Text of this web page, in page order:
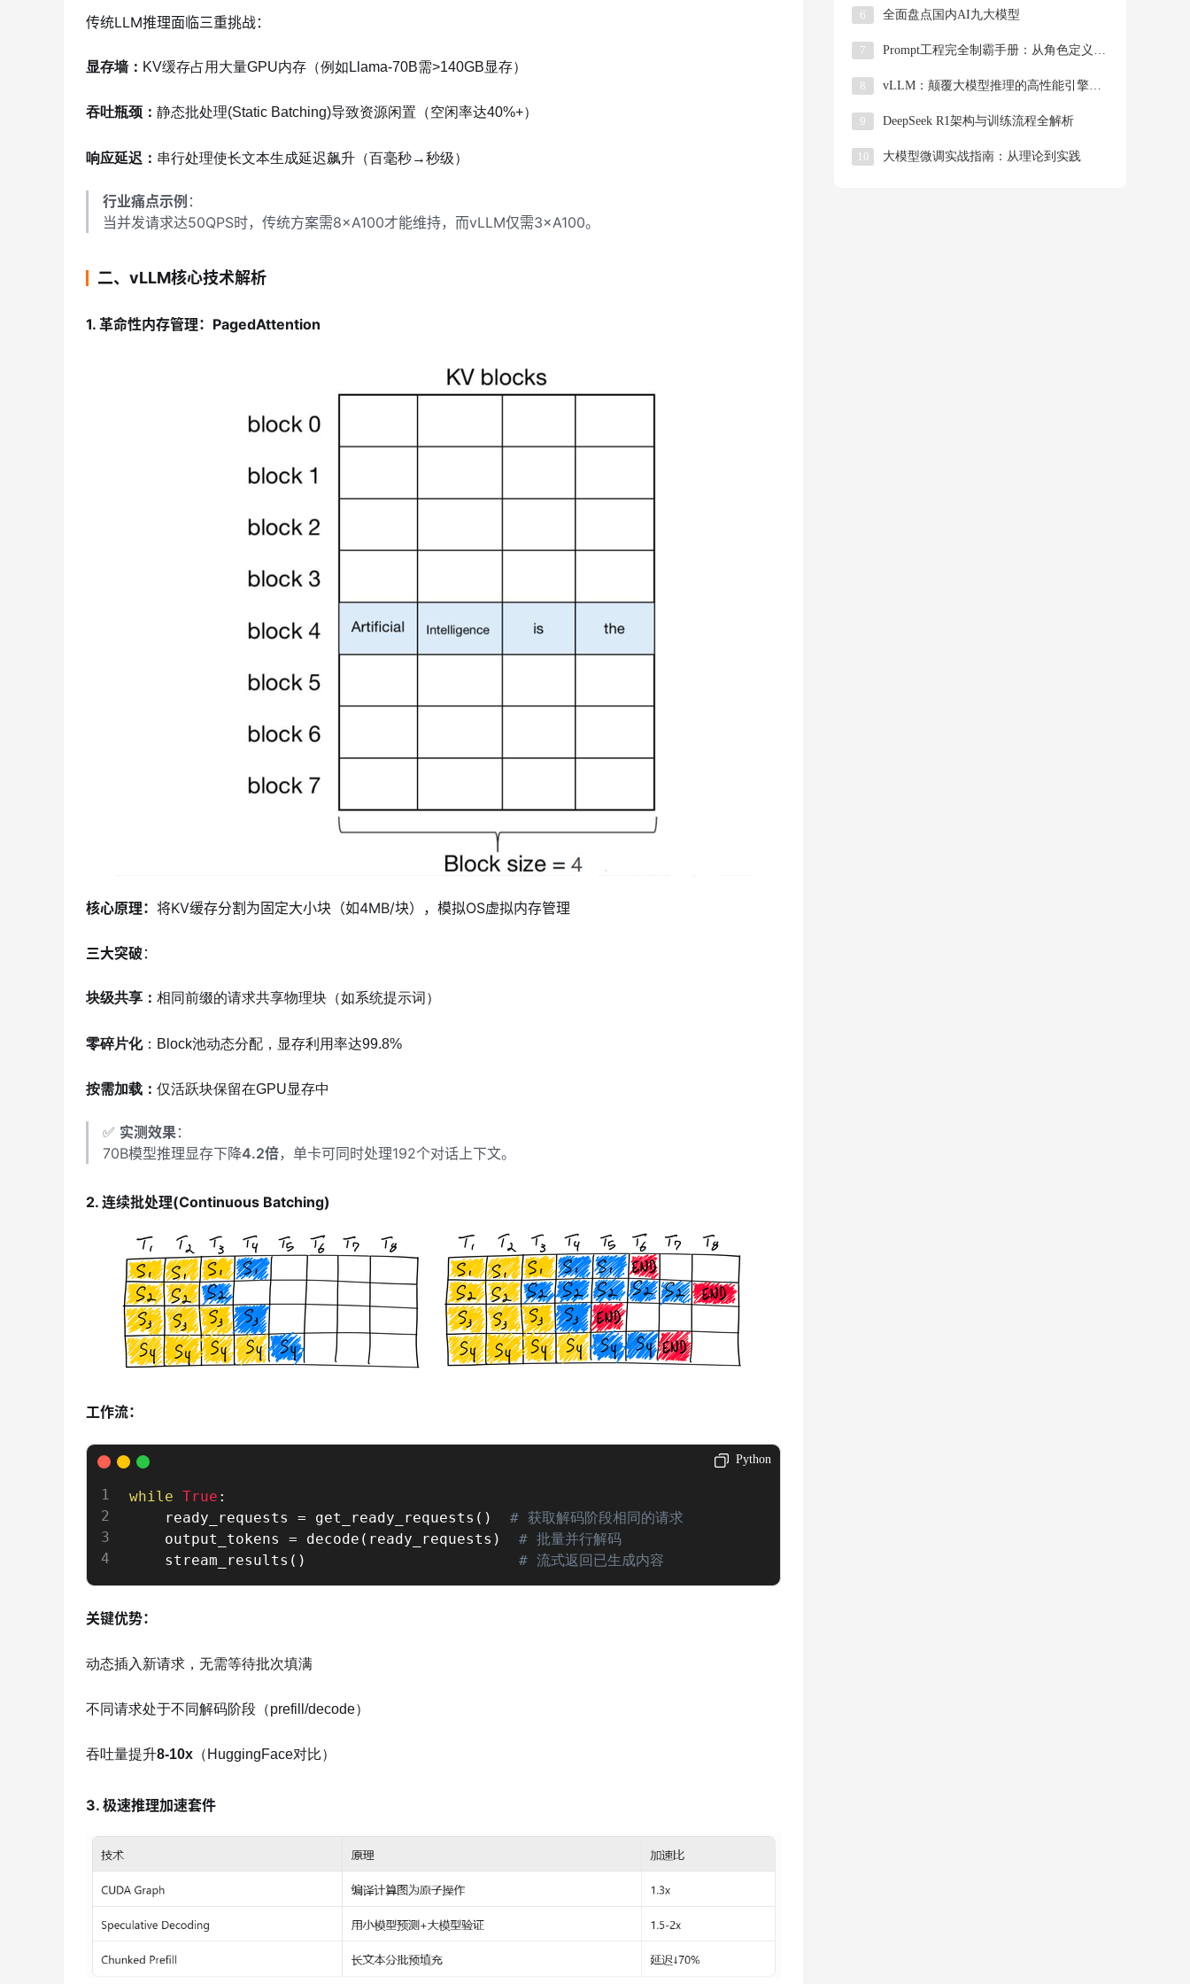
传统LLM推理面临三重挑战：
显存墙： KV缓存占用大量GPU内存（例如Llama-70B需>140GB显存）
吞吐瓶颈 ： 静态批处理(Static Batching)导致资源闲置（空闲率达40%+）
响应延迟 ： 串行处理使长文本生成延迟飙升（百毫秒→秒级）
行业痛点示例 ：
当并发请求达50QPS时，传统方案需8×A100才能维持，而vLLM仅需3×A100。
二、vLLM核心技术解析
1. 革命性内存管理：PagedAttention
核心原理： 将KV缓存分割为固定大小块（如4MB/块），模拟OS虚拟内存管理
三大突破：
块级共享 ： 相同前缀的请求共享物理块（如系统提示词）
零碎片化：Block池动态分配，显存利用率达99.8%
按需加载 ： 仅活跃块保留在GPU显存中
✅ 实测效果：
70B模型推理显存下降4.2倍，单卡可同时处理192个对话上下文。
2. 连续批处理(Continuous Batching)
工作流：
Python
while True :
    ready_requests
= get_ready_requests ( )
# 获取解码阶段相同的请求
    output_tokens
= decode ( ready_requests )
# 批量并行解码
    stream_results
( ) # 流式返回已生成内容
关键优势：
动态插入新请求，无需等待批次填满
不同请求处于不同解码阶段（prefill/decode）
吞吐量提升8-10x （HuggingFace对比）
3. 极速推理加速套件
6 全面盘点国内AI九大模型
7 Prompt工程完全制霸手册：从角色定义到工业级模板，揭秘大模型操控的「底层逻辑」
8 ​​vLLM：颠覆大模型推理的高性能引擎技术详解​
9 DeepSeek R1架构与训练流程全解析
10 大模型微调实战指南：从理论到实践